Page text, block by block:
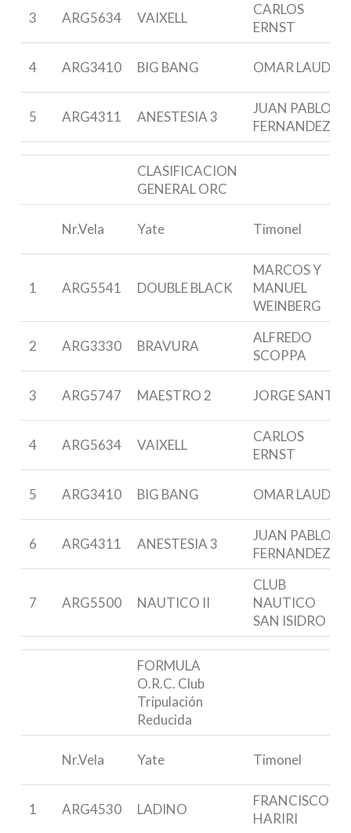
3 ARG5634 VAIXELL
CARLOS
ERNST
4 ARG3410 BIG BANG OMAR LAUDA
5 ARG4311 ANESTESIA 3
JUAN PABLO
FERNANDEZ
CLASIFICACION
GENERAL ORC
Nr.Vela Yate Timonel
1 ARG5541 DOUBLE BLACK
MARCOS Y
MANUEL
WEINBERG
2 ARG3330 BRAVURA
ALFREDO
SCOPPA
3 ARG5747 MAESTRO 2 JORGE SANTI
4 ARG5634 VAIXELL
CARLOS
ERNST
5 ARG3410 BIG BANG OMAR LAUDA
6 ARG4311 ANESTESIA 3
JUAN PABLO
FERNANDEZ
7 ARG5500 NAUTICO II
CLUB
NAUTICO
SAN ISIDRO
FORMULA
O.R.C. Club
Tripulación
Reducida
Nr.Vela Yate Timonel
1 ARG4530 LADINO
FRANCISCO
HARIRI